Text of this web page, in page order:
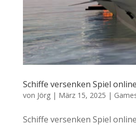
Schiffe versenken Spiel online
von Jörg| März 15, 2025 |
Schiffe versenken Spiel